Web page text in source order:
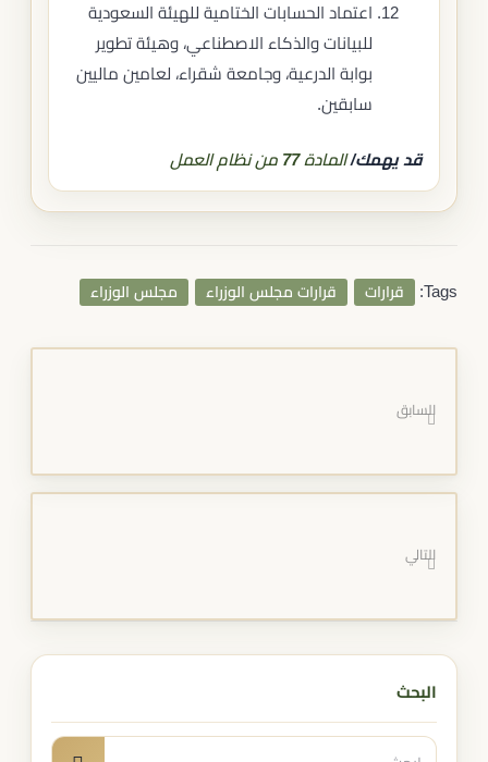
اعتماد الحسابات الختامية للهيئة السعودية
للبيانات والذكاء الاصطناعي، وهيئة تطوير
بوابة الدرعية، وجامعة شقراء، لعامين ماليين
سابقين.
قد يهمك/المادة 77 من نظام العمل
Tags: قرارات قرارات مجلس الوزراء مجلس الوزراء
السابق
التالي
البحث
البحث